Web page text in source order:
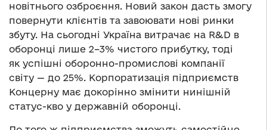
новітнього озброєння. Новий закон дасть змогу
повернути клієнтів та завоювати нові ринки
збуту. На сьогодні Україна витрачає на R&D в
оборонці лише 2–3% чистого прибутку, тоді
як успішні оборонно-промислові компанії
світу — до 25%. Корпоратизація підприємств
Концерну має докорінно змінити нинішній
статус-кво у державній оборонці.